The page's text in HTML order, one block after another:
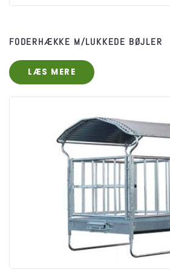
FODERHÆKKE M/LUKKEDE BØJLER
LÆS MERE